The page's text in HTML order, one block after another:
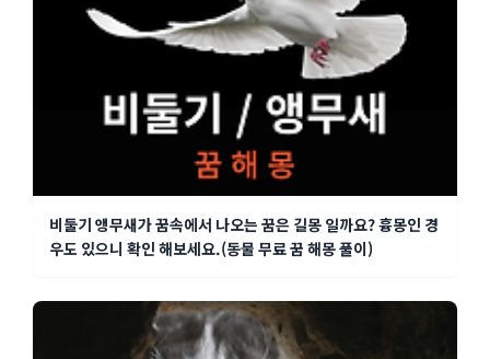
비둘기 앵무새가 꿈속에서 나오는 꿈은 길몽 일까요? 흉몽인 경
우도 있으니 확인 해보세요.(동물 무료 꿈 해몽 풀이)